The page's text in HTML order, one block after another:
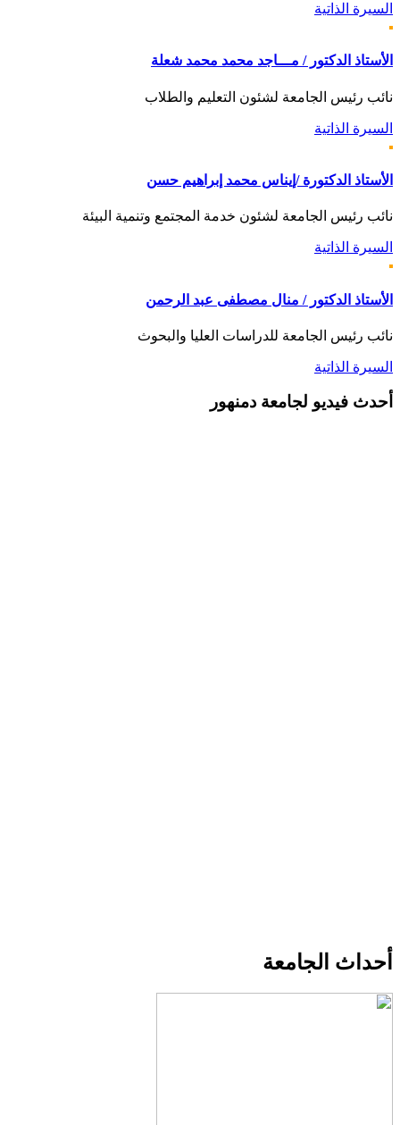
السيرة الذاتية
الأستاذ الدكتور / مـــاجد محمد محمد شعلة
نائب رئيس الجامعة لشئون التعليم والطلاب
السيرة الذاتية
الأستاذ الدكتورة /إيناس محمد إبراهيم حسن
نائب رئيس الجامعة لشئون خدمة المجتمع وتنمية البيئة
السيرة الذاتية
الأستاذ الدكتور / منال مصطفى عبد الرحمن
نائب رئيس الجامعة للدراسات العليا والبحوث
السيرة الذاتية
أحدث فيديو لجامعة دمنهور
أحداث الجامعة